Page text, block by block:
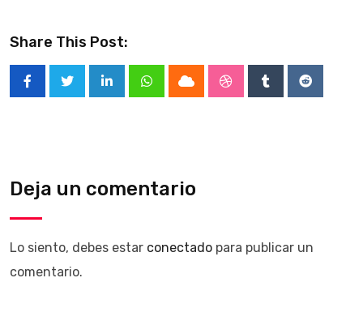
Share This Post:
LinkedInWhatsappCloud StumbleUpon
TumblrReddit
Deja un comentario
Lo siento, debes estar conectado para publicar un
comentario.